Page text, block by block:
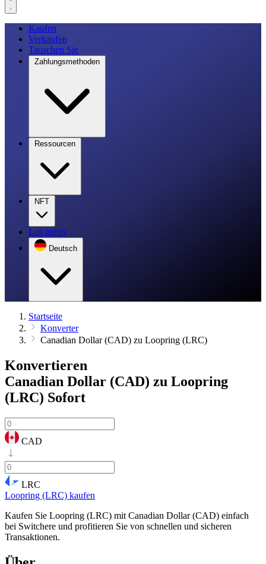
Kaufen
Verkaufen
Tauschen Sie
Zahlungsmethoden
Ressourcen
NFT
Los geht's
Deutsch
Startseite
Konverter
Canadian Dollar (CAD) zu Loopring (LRC)
Konvertieren
Canadian Dollar (CAD) zu Loopring
(LRC) Sofort
CAD
LRC
Loopring (LRC) kaufen
Kaufen Sie Loopring (LRC) mit Canadian Dollar (CAD) einfach
bei Switchere und profitieren Sie von schnellen und sicheren
Transaktionen.